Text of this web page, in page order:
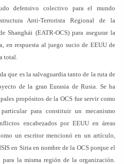
defensivo colectivo para el mundo
Anti-Terrorista Regional de la
Shanghái (EATR-OCS) para asegurar la
en respuesta al juego sucio de EEUU de
total.
que es la salvaguardia tanto de la ruta de
de la gran Eurasia de Rusia. Se ha
propósitos de la OCS fue servir como
para constituir un mecanismo
encabezados por EEUU en áreas
un escritor mencionó en un artículo,
en Siria en nombre de la OCS porque el
para la misma región de la organización.